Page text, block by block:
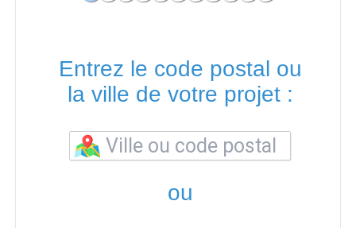
Entrez le code postal ou
la ville de votre projet :
ou